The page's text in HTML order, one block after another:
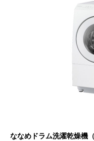
ななめドラム洗濯乾燥機